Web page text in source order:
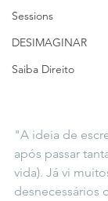
Sessions
DESIMAGINAR
Saiba Direito
"A ideia de
após passar
vida). Já vi
desnecessários